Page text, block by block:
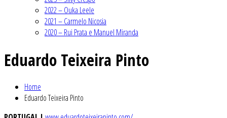
2022 – Ouka Leele
2021 – Carmelo Nicosia
2020 – Rui Prata e Manuel Miranda
Eduardo Teixeira Pinto
Home
Eduardo Teixeira Pinto